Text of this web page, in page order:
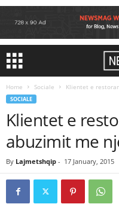
Home Sociale Klientet e
SOCIALE
Klientet e
abuzimit me
By Lajmetshqip - 17 January, 2015